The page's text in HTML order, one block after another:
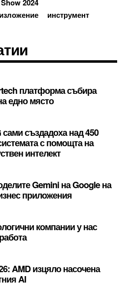
2024
изложение инструмент
платформа събира
едно място
сами създадоха над 450
с помощта на
интелект
Gemini на Google на
приложения
компании у нас
AMD изцяло насочена
AI